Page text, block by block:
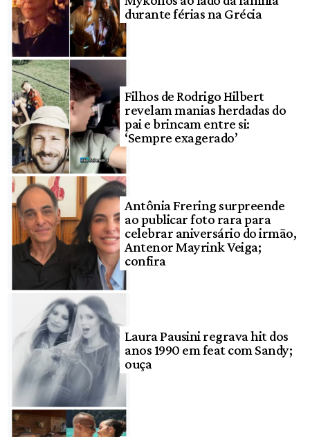
durante férias na Grécia
Filhos de Rodrigo Hilbert
revelam manias herdadas do
pai e brincam entre si:
‘Sempre exagerado’
Antônia Frering surpreende
ao publicar foto rara para
celebrar aniversário do irmão,
Antenor Mayrink Veiga;
confira
Laura Pausini regrava hit dos
anos 1990 em feat com Sandy;
ouça